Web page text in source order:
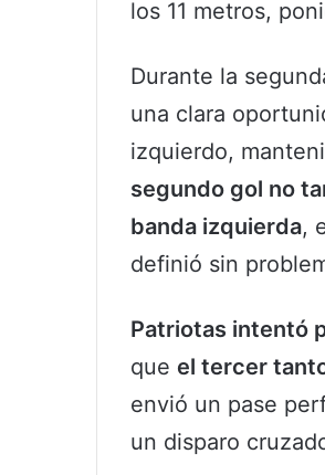
los 11 metros,
Durante la
una clara
izquierdo,
segundo gol no
banda izquierda,
definió sin
Patriotas intentó
que el tercer
envió un pase
un disparo